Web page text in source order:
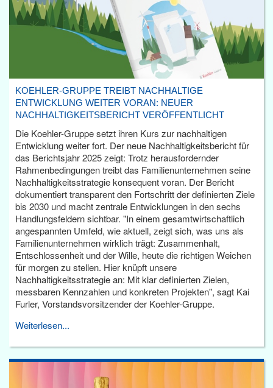
KOEHLER-GRUPPE TREIBT NACHHALTIGE
ENTWICKLUNG WEITER VORAN: NEUER
NACHHALTIGKEITSBERICHT VERÖFFENTLICHT
Die Koehler-Gruppe setzt ihren Kurs zur nachhaltigen
Entwicklung weiter fort. Der neue Nachhaltigkeitsbericht für
das Berichtsjahr 2025 zeigt: Trotz herausfordernder
Rahmenbedingungen treibt das Familienunternehmen seine
Nachhaltigkeitsstrategie konsequent voran. Der Bericht
dokumentiert transparent den Fortschritt der definierten Ziele
bis 2030 und macht zentrale Entwicklungen in den sechs
Handlungsfeldern sichtbar. "In einem gesamtwirtschaftlich
angespannten Umfeld, wie aktuell, zeigt sich, was uns als
Familienunternehmen wirklich trägt: Zusammenhalt,
Entschlossenheit und der Wille, heute die richtigen Weichen
für morgen zu stellen. Hier knüpft unsere
Nachhaltigkeitsstrategie an: Mit klar definierten Zielen,
messbaren Kennzahlen und konkreten Projekten", sagt Kai
Furler, Vorstandsvorsitzender der Koehler-Gruppe.
Weiterlesen...